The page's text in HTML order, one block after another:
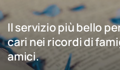
Il servizio più bello
cari nei ricordi di
amici.